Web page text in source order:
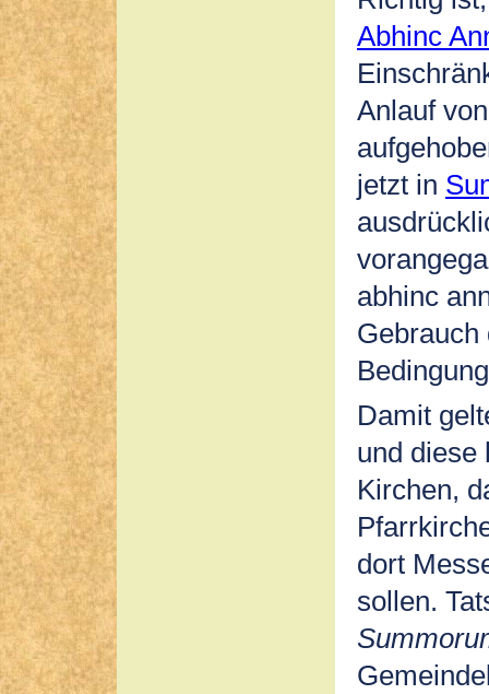
Abhinc
Anlauf
jetzt in
abhinc
Gebrauch
Damit
und diese
Kirchen,
dort
sollen.